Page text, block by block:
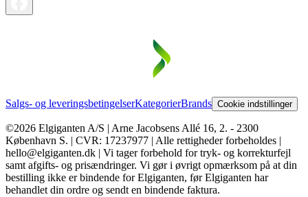
Salgs- og leveringsbetingelserKategorierBrands Cookie indstillinger
©2026 Elgiganten A/S | Arne Jacobsens Allé 16, 2. - 2300
København S. | CVR: 17237977 | Alle rettigheder forbeholdes |
hello@elgiganten.dk | Vi tager forbehold for tryk- og korrekturfejl
samt afgifts- og prisændringer. Vi gør i øvrigt opmærksom på at din
bestilling ikke er bindende for Elgiganten, før Elgiganten har
behandlet din ordre og sendt en bindende faktura.